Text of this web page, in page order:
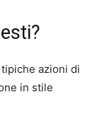
azioni di
in stile